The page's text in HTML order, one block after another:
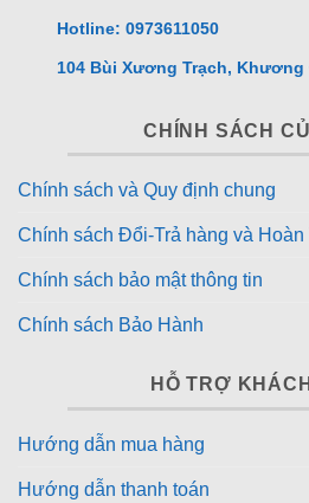
YouTube, Netflix, FPT
Chromecast, AirPlay 2 và
từ điện thoại, laptop dễ dàng.
Hotline: 0973611050
104 Bùi Xương Trạch, Khương
CHÍNH SÁCH
Chính sách và Quy định chung
Chính sách Đổi-Trả hàng và Hoàn
Chính sách bảo mật thông tin
Chính sách Bảo Hành
HỖ TRỢ
Hướng dẫn mua hàng
Hướng dẫn thanh toán